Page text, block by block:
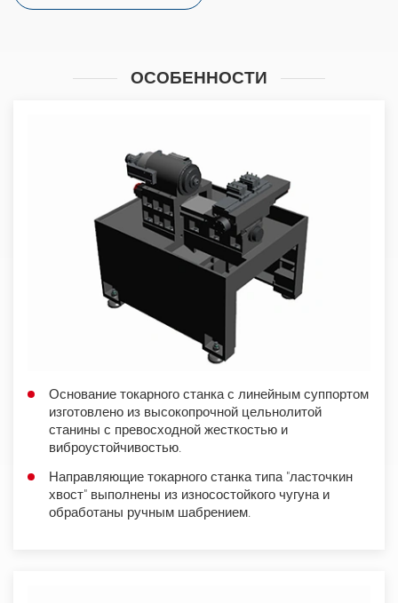
ОСОБЕННОСТИ
Основание токарного станка с линейным суппортом
изготовлено из высокопрочной цельнолитой
станины с превосходной жесткостью и
виброустойчивостью.
Направляющие токарного станка типа "ласточкин
хвост" выполнены из износостойкого чугуна и
обработаны ручным шабрением.